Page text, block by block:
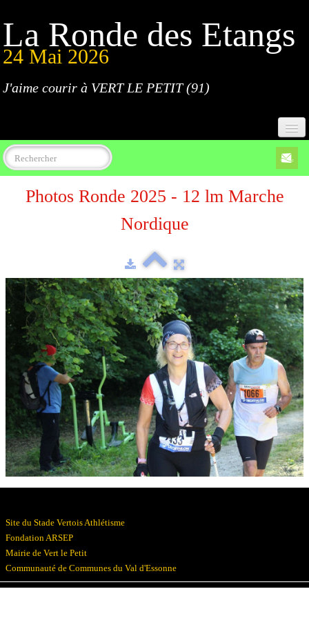
La Ronde des Etangs
24 Mai 2026
J'aime courir à VERT LE PETIT (91)
Accueil
Programme
Parcours
Résultats
Devenez bénévoles
Partenaires
Photos▼
Photos Ronde 2025 - 12 lm Marche
Nordique
Site du Stade Vertois Athlétisme
Fondation ARSEP
Mairie de Vert le Petit
Communauté de Communes du Val d'Essonne